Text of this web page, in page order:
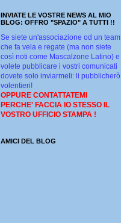
INVIATE LE VOSTRE NEWS AL MIO
BLOG: OFFRO "SPAZIO" A TUTTI !!
Se siete un'associazione od un team
che fa vela e regate (ma non siete
così noti come Mascalzone Latino) e
volete pubblicare i vostri comunicati
dovete solo inviarmeli: li pubblicherò
volentieri!
OPPURE CONTATTATEMI
PERCHE' FACCIA IO STESSO IL
VOSTRO UFFICIO STAMPA !
AMICI DEL BLOG